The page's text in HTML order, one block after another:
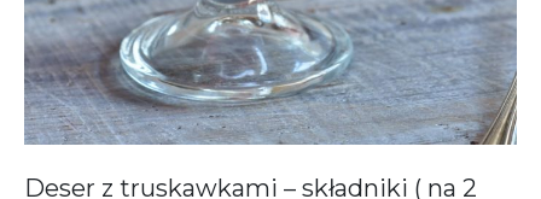
Deser z truskawkami – składniki ( na 2